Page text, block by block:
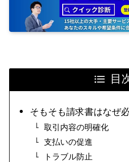
目
そもそも請求書はなぜ
取引内容の明確化
支払いの促進
トラブル防止